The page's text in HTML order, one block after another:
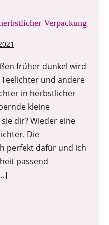
Verpackung
früher dunkel wird
und andere
in herbstlicher
kleine
dir? Wieder eine
Die
perfekt dafür und ich
passend